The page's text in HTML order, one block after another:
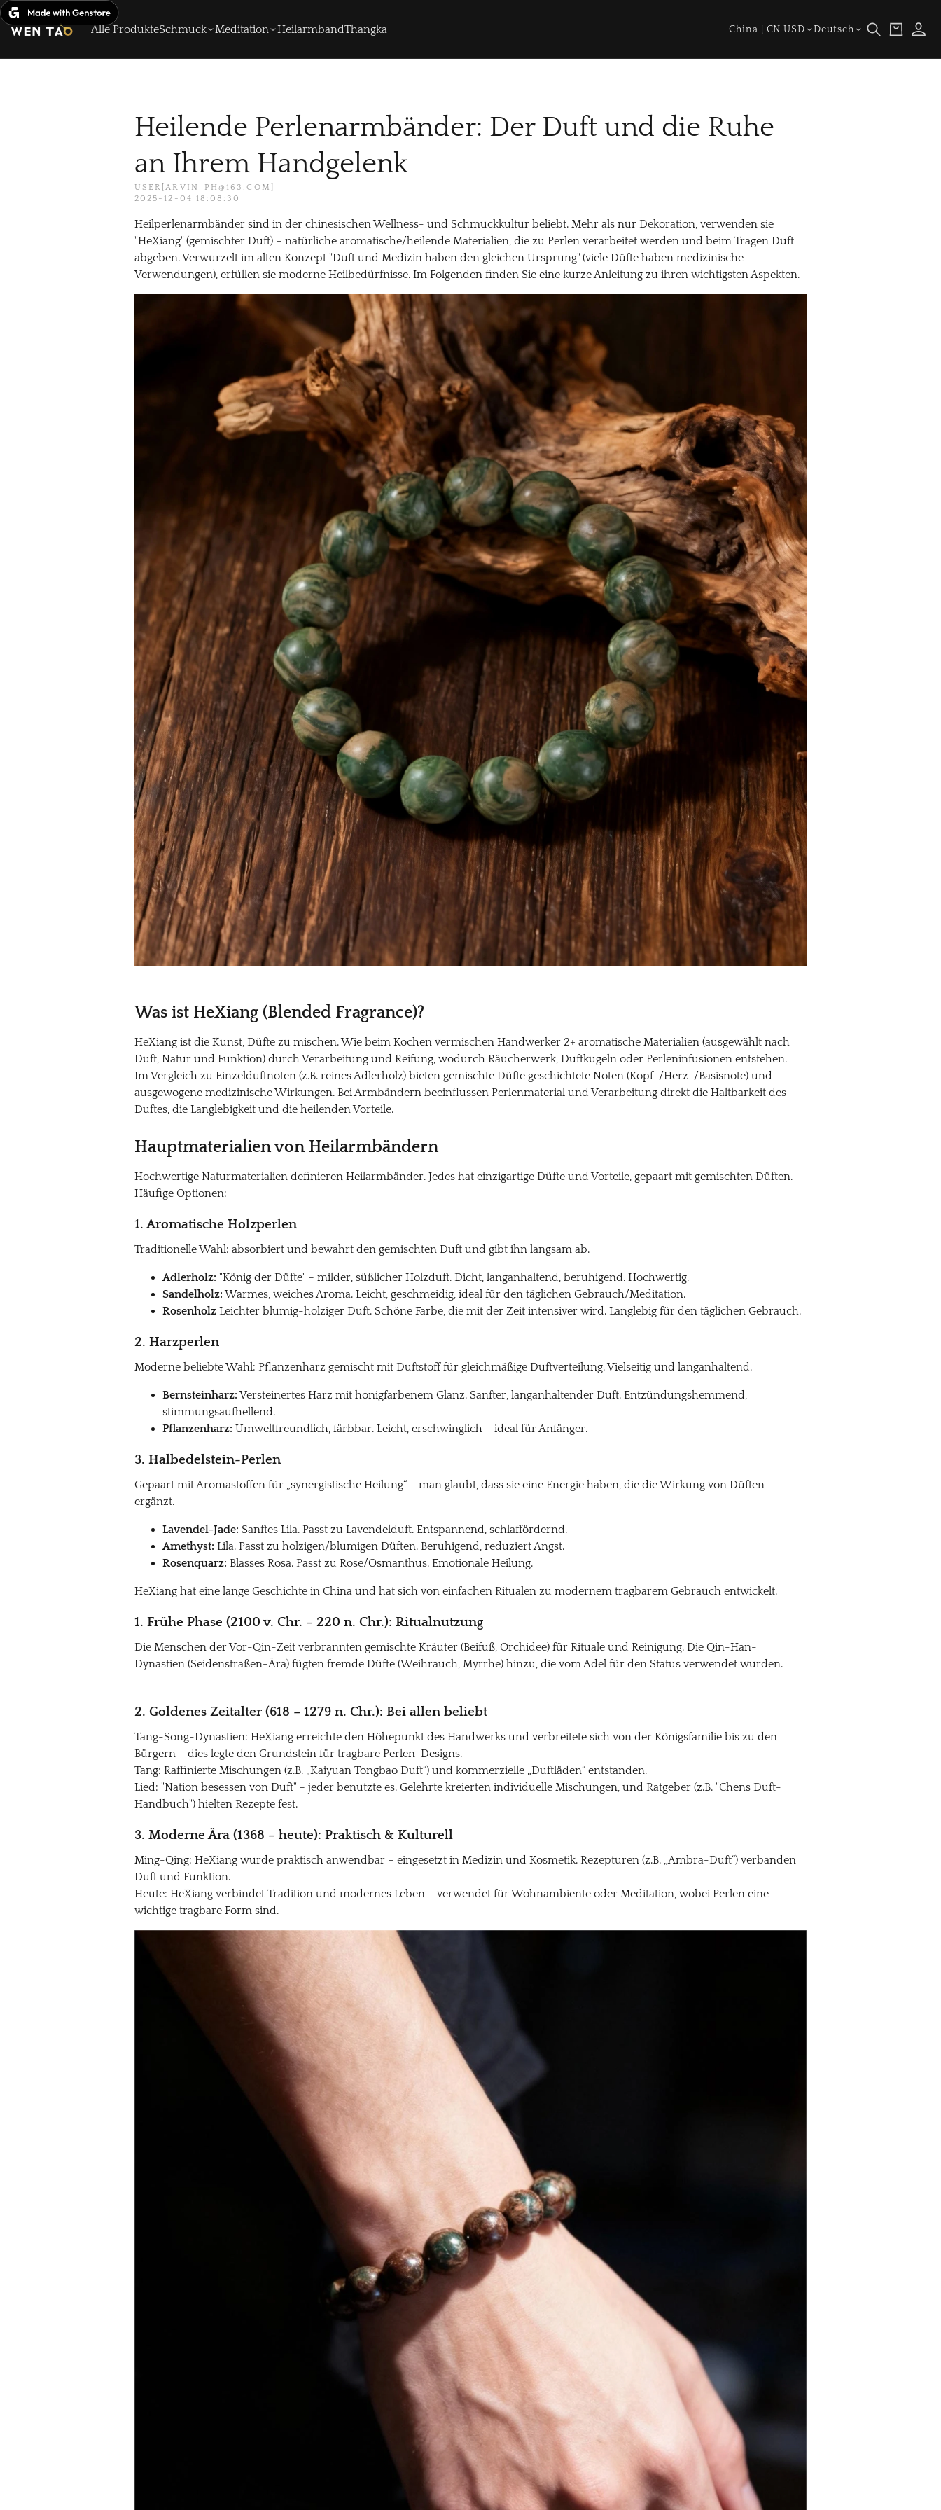
Zum
Inhalt
Alle ProdukteSchmuck Meditation HeilarmbandThangka Land/Region
China | CN USD Sprache
Deutsch Warenkorb
Heilende Perlenarmbänder: Der Duft und die Ruhe
an Ihrem Handgelenk
USER[ARVIN_PH@163.COM]
2025-12-04 18:08:30
Heilperlenarmbänder sind in der chinesischen Wellness- und Schmuckkultur beliebt. Mehr als nur Dekoration, verwenden sie
"HeXiang" (gemischter Duft) – natürliche aromatische/heilende Materialien, die zu Perlen verarbeitet werden und beim Tragen Duft
abgeben. Verwurzelt im alten Konzept "Duft und Medizin haben den gleichen Ursprung" (viele Düfte haben medizinische
Verwendungen), erfüllen sie moderne Heilbedürfnisse. Im Folgenden finden Sie eine kurze Anleitung zu ihren wichtigsten Aspekten.
Was ist HeXiang (Blended Fragrance)?
HeXiang ist die Kunst, Düfte zu mischen. Wie beim Kochen vermischen Handwerker 2+ aromatische Materialien (ausgewählt nach
Duft, Natur und Funktion) durch Verarbeitung und Reifung, wodurch Räucherwerk, Duftkugeln oder Perleninfusionen entstehen.
Im Vergleich zu Einzelduftnoten (z.B. reines Adlerholz) bieten gemischte Düfte geschichtete Noten (Kopf-/Herz-/Basisnote) und
ausgewogene medizinische Wirkungen. Bei Armbändern beeinflussen Perlenmaterial und Verarbeitung direkt die Haltbarkeit des
Duftes, die Langlebigkeit und die heilenden Vorteile.
Hauptmaterialien von Heilarmbändern
Hochwertige Naturmaterialien definieren Heilarmbänder. Jedes hat einzigartige Düfte und Vorteile, gepaart mit gemischten Düften.
Häufige Optionen:
1. Aromatische Holzperlen
Traditionelle Wahl: absorbiert und bewahrt den gemischten Duft und gibt ihn langsam ab.
Adlerholz: "König der Düfte" – milder, süßlicher Holzduft. Dicht, langanhaltend, beruhigend. Hochwertig.
Sandelholz:Warmes, weiches Aroma. Leicht, geschmeidig, ideal für den täglichen Gebrauch/Meditation.
Rosenholz Leichter blumig-holziger Duft. Schöne Farbe, die mit der Zeit intensiver wird. Langlebig für den täglichen Gebrauch.
2. Harzperlen
Moderne beliebte Wahl: Pflanzenharz gemischt mit Duftstoff für gleichmäßige Duftverteilung. Vielseitig und langanhaltend.
Bernsteinharz:Versteinertes Harz mit honigfarbenem Glanz. Sanfter, langanhaltender Duft. Entzündungshemmend,
stimmungsaufhellend.
Pflanzenharz: Umweltfreundlich, färbbar. Leicht, erschwinglich – ideal für Anfänger.
3. Halbedelstein-Perlen
Gepaart mit Aromastoffen für „synergistische Heilung“ – man glaubt, dass sie eine Energie haben, die die Wirkung von Düften
ergänzt.
Lavendel-Jade: Sanftes Lila. Passt zu Lavendelduft. Entspannend, schlaffördernd.
Amethyst: Lila. Passt zu holzigen/blumigen Düften. Beruhigend, reduziert Angst.
Rosenquarz: Blasses Rosa. Passt zu Rose/Osmanthus. Emotionale Heilung.
HeXiang hat eine lange Geschichte in China und hat sich von einfachen Ritualen zu modernem tragbarem Gebrauch entwickelt.
1. Frühe Phase (2100 v. Chr. – 220 n. Chr.): Ritualnutzung
Die Menschen der Vor-Qin-Zeit verbrannten gemischte Kräuter (Beifuß, Orchidee) für Rituale und Reinigung. Die Qin-Han-
Dynastien (Seidenstraßen-Ära) fügten fremde Düfte (Weihrauch, Myrrhe) hinzu, die vom Adel für den Status verwendet wurden.
2. Goldenes Zeitalter (618 – 1279 n. Chr.): Bei allen beliebt
Tang-Song-Dynastien: HeXiang erreichte den Höhepunkt des Handwerks und verbreitete sich von der Königsfamilie bis zu den
Bürgern – dies legte den Grundstein für tragbare Perlen-Designs.
Tang: Raffinierte Mischungen (z.B. „Kaiyuan Tongbao Duft“) und kommerzielle „Duftläden“ entstanden.
Lied: "Nation besessen von Duft" – jeder benutzte es. Gelehrte kreierten individuelle Mischungen, und Ratgeber (z.B. "Chens Duft-
Handbuch") hielten Rezepte fest.
3. Moderne Ära (1368 – heute): Praktisch & Kulturell
Ming-Qing: HeXiang wurde praktisch anwendbar – eingesetzt in Medizin und Kosmetik. Rezepturen (z.B. „Ambra-Duft“) verbanden
Duft und Funktion.
Heute: HeXiang verbindet Tradition und modernes Leben – verwendet für Wohnambiente oder Meditation, wobei Perlen eine
wichtige tragbare Form sind.